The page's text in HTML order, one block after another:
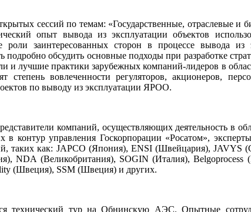
сессий по темам: «Государственные, отраслевые и
опыт вывода из эксплуатации объектов
роли заинтересованных сторон в процессе вывода из
подробно обсудить основные подходы при разработке
и лучшие практики зарубежных компаний-лидеров в
вовлеченности регуляторов, акционеров,
по выводу из эксплуатации ЯРОО.
компаний, осуществляющих деятельность в
в контур управления Госкорпорации «Росатом»,
таких как: JAPCO (Япония), ENSI (Швейцария), JAVYS
NDA (Великобритания), SOGIN (Италия), Belgoprocess
(Швеция), SSM (Швеция) и других.
технический тур на Обнинскую АЭС. Опытные